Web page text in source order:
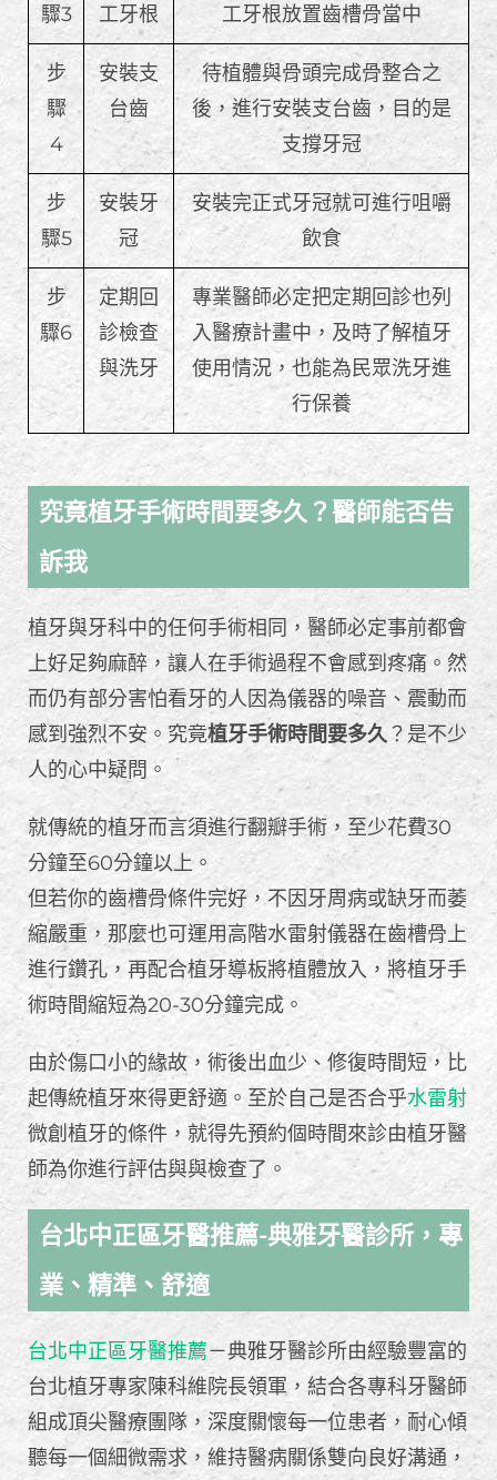
驟3 工牙根 工牙根放置齒槽骨當中
步
驟
4
安裝支
台齒
待植體與骨頭完成骨整合之
後，進行安裝支台齒，目的是
支撐牙冠
步
驟5
安裝牙
冠
安裝完正式牙冠就可進行咀嚼
飲食
步
驟6
定期回
診檢查
與洗牙
專業醫師必定把定期回診也列
入醫療計畫中，及時了解植牙
使用情況，也能為民眾洗牙進
行保養
究竟植牙手術時間要多久？醫師能否告
訴我
植牙與牙科中的任何手術相同，醫師必定事前都會
上好足夠麻醉，讓人在手術過程不會感到疼痛。然
而仍有部分害怕看牙的人因為儀器的噪音、震動而
感到強烈不安。究竟植牙手術時間要多久？是不少
人的心中疑問。
就傳統的植牙而言須進行翻瓣手術，至少花費30
分鐘至60分鐘以上。
但若你的齒槽骨條件完好，不因牙周病或缺牙而萎
縮嚴重，那麼也可運用高階水雷射儀器在齒槽骨上
進行鑽孔，再配合植牙導板將植體放入，將植牙手
術時間縮短為20-30分鐘完成。
由於傷口小的緣故，術後出血少、修復時間短，比
起傳統植牙來得更舒適。至於自己是否合乎水雷射
微創植牙的條件，就得先預約個時間來診由植牙醫
師為你進行評估與與檢查了。
台北中正區牙醫推薦-典雅牙醫診所，專
業、精準、舒適
台北中正區牙醫推薦－典雅牙醫診所由經驗豐富的
台北植牙專家陳科維院長領軍，結合各專科牙醫師
組成頂尖醫療團隊，深度關懷每一位患者，耐心傾
聽每一個細微需求，維持醫病關係雙向良好溝通，